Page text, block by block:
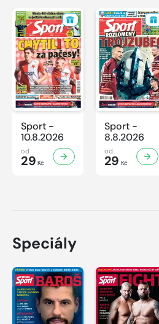
Sport -
10.8.2026
od
29 Kč
Sport -
8.8.2026
od
29 Kč
Speciály